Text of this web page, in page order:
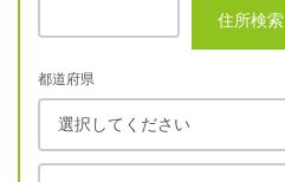
住所検索
都道府県